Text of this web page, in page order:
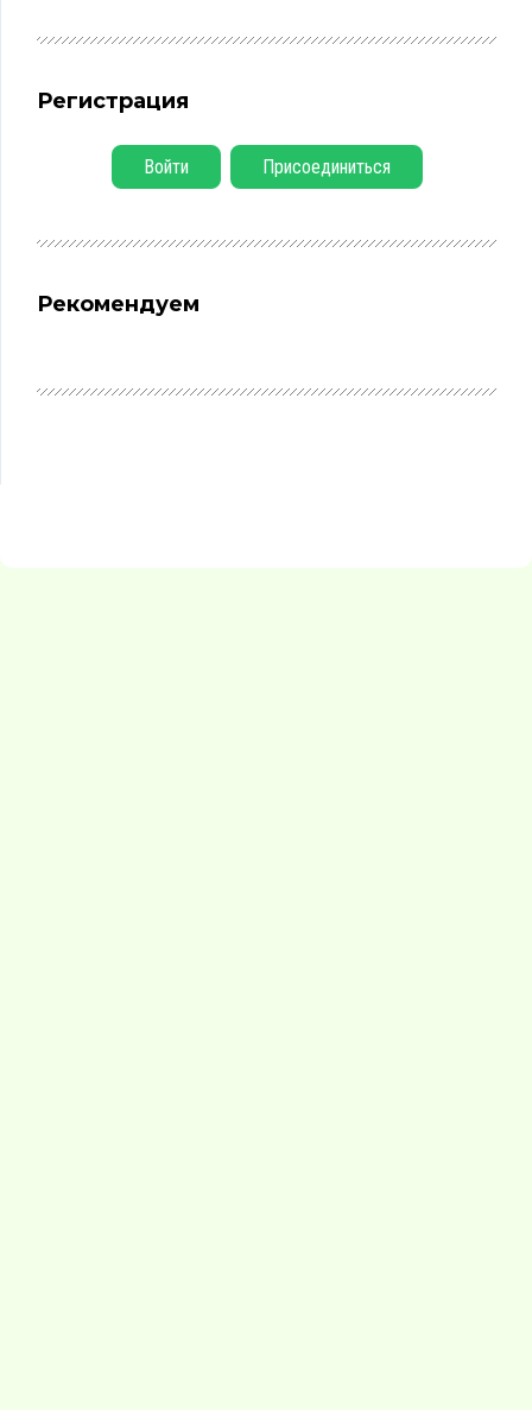
Регистрация
Войти Присоединиться
Рекомендуем